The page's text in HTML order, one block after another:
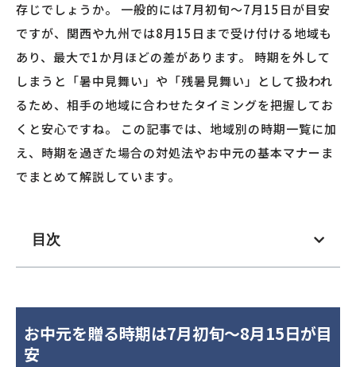
存じでしょうか。 一般的には7月初旬〜7月15日が目安
ですが、関西や九州では8月15日まで受け付ける地域も
あり、最大で1か月ほどの差があります。 時期を外して
しまうと「暑中見舞い」や「残暑見舞い」として扱われ
るため、相手の地域に合わせたタイミングを把握してお
くと安心ですね。 この記事では、地域別の時期一覧に加
え、時期を過ぎた場合の対処法やお中元の基本マナーま
でまとめて解説しています。
目次
お中元を贈る時期は7月初旬〜8月15日が目
安